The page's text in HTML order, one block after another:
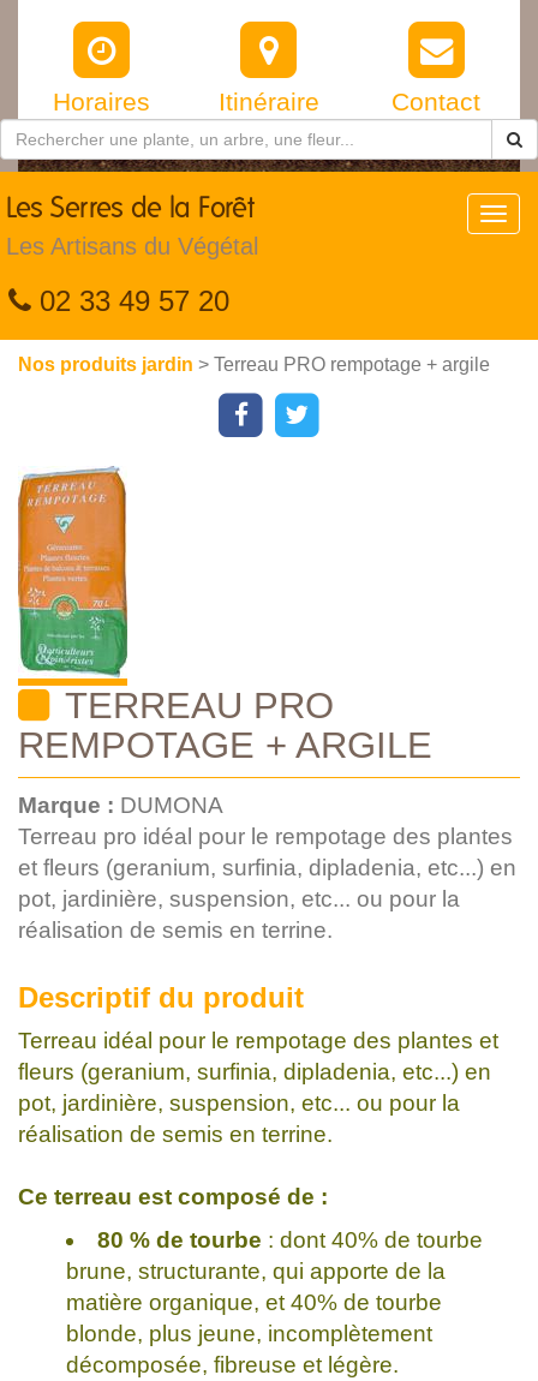
Horaires Itinéraire Contact
Les Serres de la Forêt
Les Artisans du Végétal
02 33 49 57 20
Nos produits jardin > Terreau PRO rempotage + argile
TERREAU PRO
REMPOTAGE + ARGILE
Marque : DUMONA
Terreau pro idéal pour le rempotage des plantes
et fleurs (geranium, surfinia, dipladenia, etc...) en
pot, jardinière, suspension, etc... ou pour la
réalisation de semis en terrine.
Descriptif du produit
Terreau idéal pour le rempotage des plantes et
fleurs (geranium, surfinia, dipladenia, etc...) en
pot, jardinière, suspension, etc... ou pour la
réalisation de semis en terrine.
Ce terreau est composé de :
80 % de tourbe : dont 40% de tourbe
brune, structurante, qui apporte de la
matière organique, et 40% de tourbe
blonde, plus jeune, incomplètement
décomposée, fibreuse et légère.